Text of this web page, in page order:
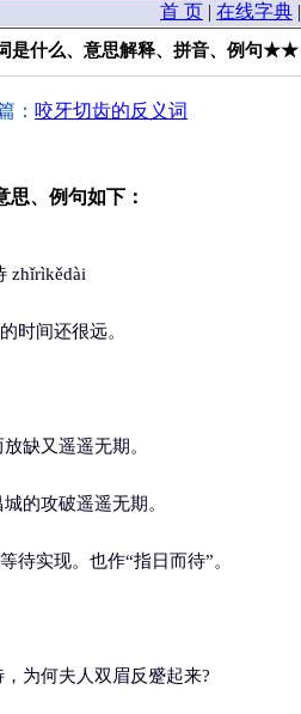
首 页 | 在线字典 |
是什么、意思解释、拼音、例句★★
： 咬牙切齿的反义词
思、例句如下：
zhǐrìkědài
时间还很远。
缺又遥遥无期。
的攻破遥遥无期。
待实现。也作“指日而待”。
为何夫人双眉反蹙起来?